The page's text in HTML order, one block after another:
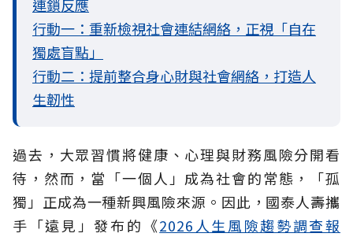
連鎖反應
行動一：重新檢視社會連結網絡，正視「自在
獨處盲點」
行動二：提前整合身心財與社會網絡，打造人
生韌性
過去，大眾習慣將健康、心理與財務風險分開看
待，然而，當「一個人」成為社會的常態，「孤
獨」正成為一種新興風險來源。因此，國泰人壽攜
手「遠見」發布的《2026人生風險趨勢調查報